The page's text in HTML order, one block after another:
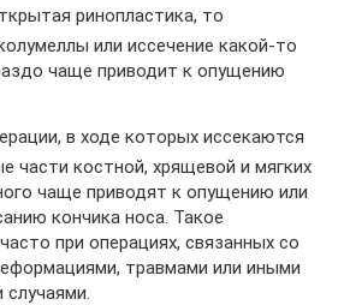
ринопластика, то
или иссечение какой-то
чаще приводит к опущению
в ходе которых иссекаются
части костной, хрящевой и мягких
чаще приводят к опущению или
кончика носа. Такое
при операциях, связанных со
травмами или иными